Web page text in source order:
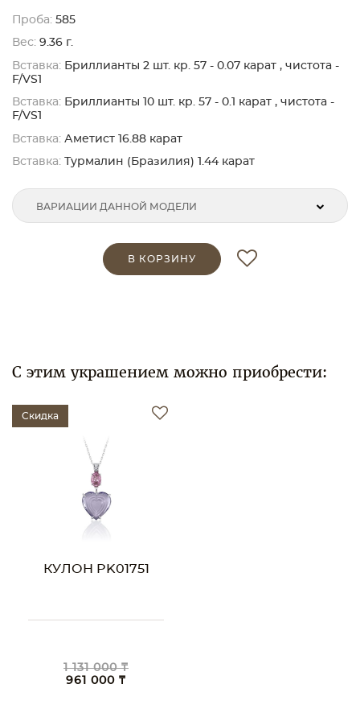
Проба: 585
Вес: 9.36 г.
Вставка: Бриллианты 2 шт. кр. 57 - 0.07 карат , чистота -
F/VS1
Вставка: Бриллианты 10 шт. кр. 57 - 0.1 карат , чистота -
F/VS1
Вставка: Аметист 16.88 карат
Вставка: Турмалин (Бразилия) 1.44 карат
ВАРИАЦИИ ДАННОЙ МОДЕЛИ
В КОРЗИНУ
С этим украшением можно приобрести:
Скидка
КУЛОН PK01751
1 131 000 ₸
961 000 ₸